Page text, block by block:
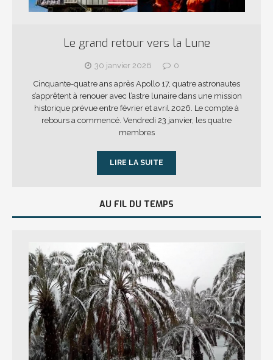
Le grand retour vers la Lune
30 janvier 2026
0
Cinquante-quatre ans après Apollo 17, quatre astronautes
s’apprêtent à renouer avec l’astre lunaire dans une mission
historique prévue entre février et avril 2026. Le compte à
rebours a commencé. Vendredi 23 janvier, les quatre
membres
LIRE LA SUITE
AU FIL DU TEMPS